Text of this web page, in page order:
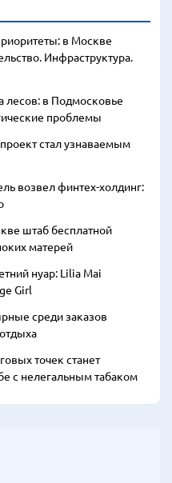
в Москве
Инфраструктура.
лесов: в Подмосковье
проблемы
стал узнаваемым
возвел финтех-холдинг:
штаб бесплатной
матерей
нуар: Lilia Mai
Girl
среди заказов
точек станет
с нелегальным табаком